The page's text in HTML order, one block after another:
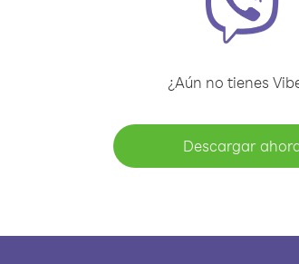
¿Aún no tienes
Descargar